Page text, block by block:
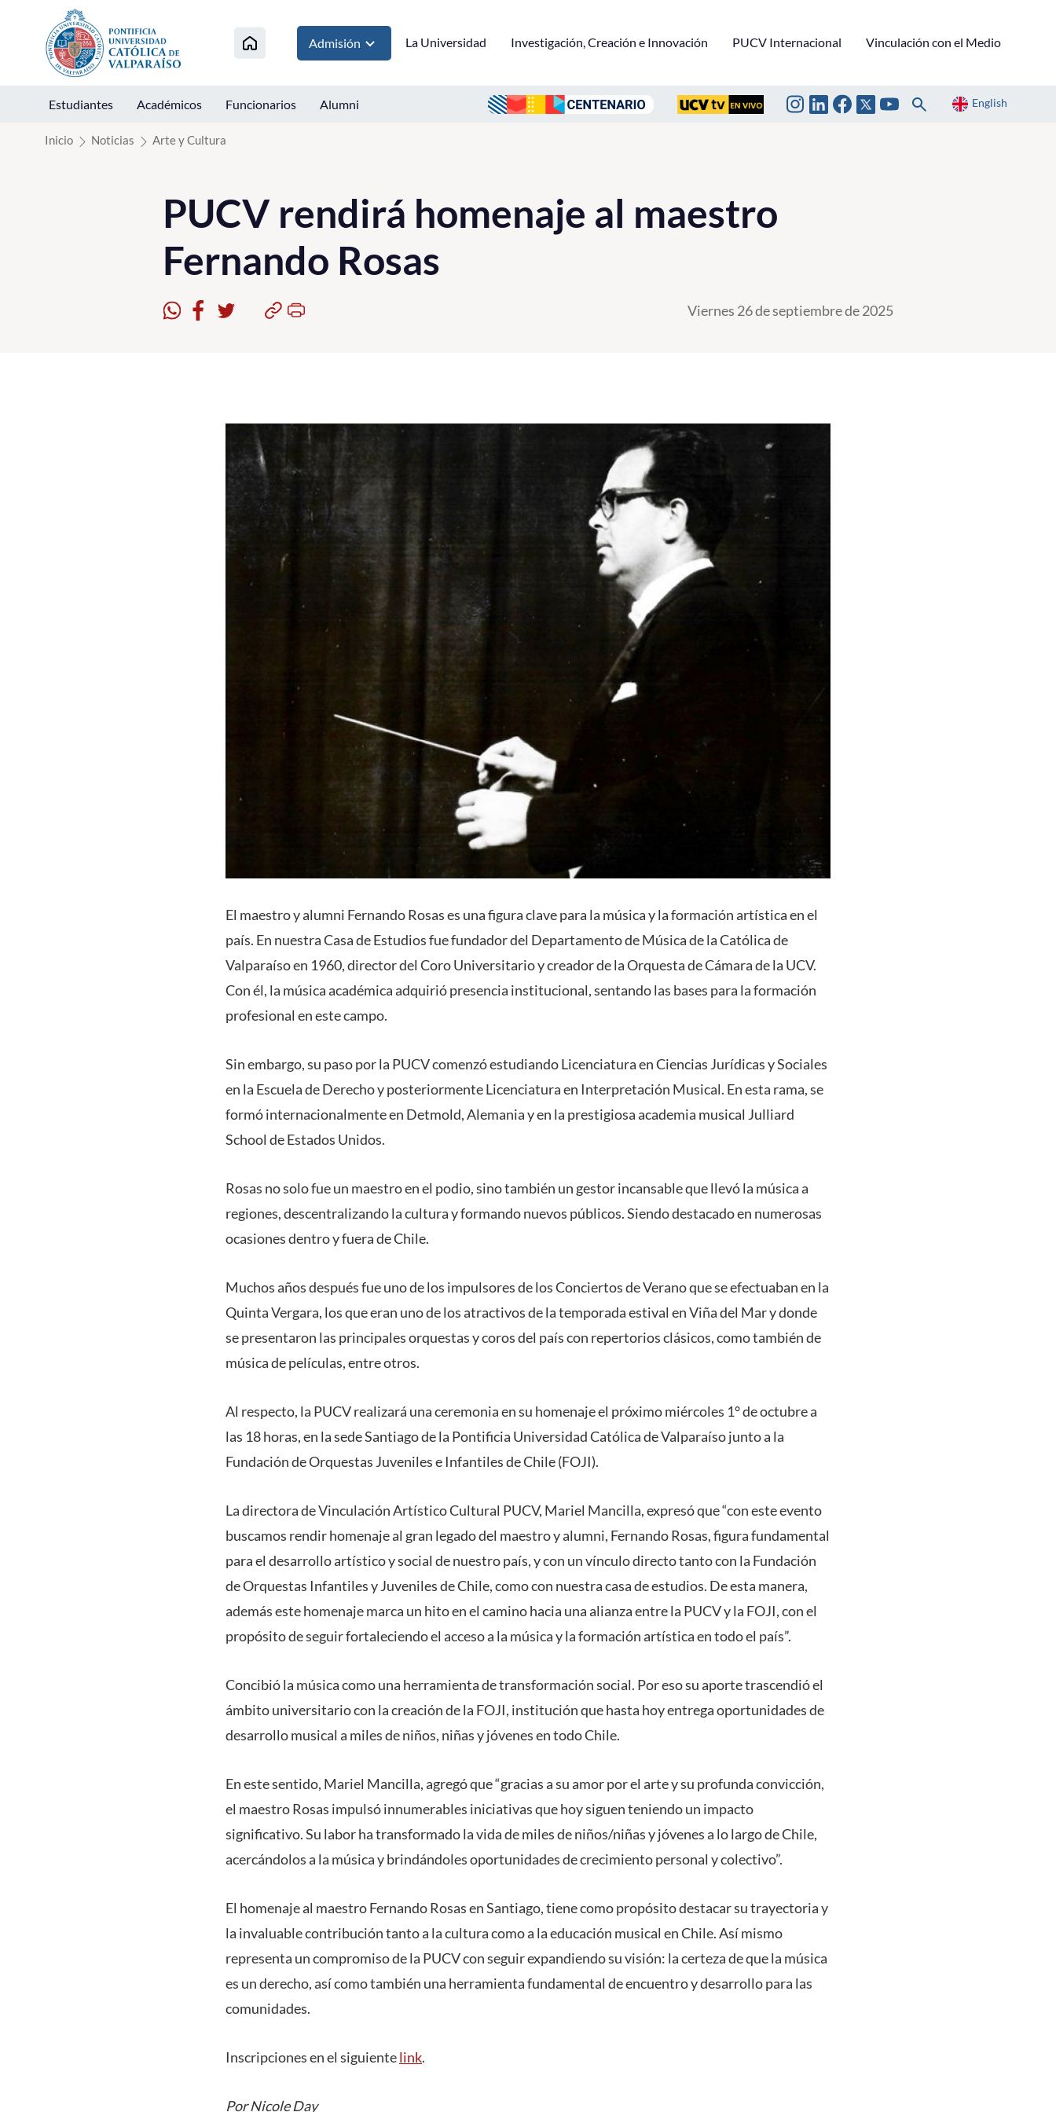
Click acá para ir directamente al contenido
Admisión La Universidad Investigación, Creación e Innovación PUCV Internacional Vinculación con el Medio
Estudiantes Académicos Funcionarios Alumni English
Inicio Noticias Arte y Cultura
PUCV rendirá homenaje al maestro
Fernando Rosas
Viernes 26 de septiembre de 2025
El maestro y alumni Fernando Rosas es una figura clave para la música y la formación artística en el
país. En nuestra Casa de Estudios fue fundador del Departamento de Música de la Católica de
Valparaíso en 1960, director del Coro Universitario y creador de la Orquesta de Cámara de la UCV.
Con él, la música académica adquirió presencia institucional, sentando las bases para la formación
profesional en este campo.
Sin embargo, su paso por la PUCV comenzó estudiando Licenciatura en Ciencias Jurídicas y Sociales
en la Escuela de Derecho y posteriormente Licenciatura en Interpretación Musical. En esta rama, se
formó internacionalmente en Detmold, Alemania y en la prestigiosa academia musical Julliard
School de Estados Unidos.
Rosas no solo fue un maestro en el podio, sino también un gestor incansable que llevó la música a
regiones, descentralizando la cultura y formando nuevos públicos. Siendo destacado en numerosas
ocasiones dentro y fuera de Chile.
Muchos años después fue uno de los impulsores de los Conciertos de Verano que se efectuaban en la
Quinta Vergara, los que eran uno de los atractivos de la temporada estival en Viña del Mar y donde
se presentaron las principales orquestas y coros del país con repertorios clásicos, como también de
música de películas, entre otros.
Al respecto, la PUCV realizará una ceremonia en su homenaje el próximo miércoles 1° de octubre a
las 18 horas, en la sede Santiago de la Pontificia Universidad Católica de Valparaíso junto a la
Fundación de Orquestas Juveniles e Infantiles de Chile (FOJI).
La directora de Vinculación Artístico Cultural PUCV, Mariel Mancilla, expresó que “con este evento
buscamos rendir homenaje al gran legado del maestro y alumni, Fernando Rosas, figura fundamental
para el desarrollo artístico y social de nuestro país, y con un vínculo directo tanto con la Fundación
de Orquestas Infantiles y Juveniles de Chile, como con nuestra casa de estudios. De esta manera,
además este homenaje marca un hito en el camino hacia una alianza entre la PUCV y la FOJI, con el
propósito de seguir fortaleciendo el acceso a la música y la formación artística en todo el país”.
Concibió la música como una herramienta de transformación social. Por eso su aporte trascendió el
ámbito universitario con la creación de la FOJI, institución que hasta hoy entrega oportunidades de
desarrollo musical a miles de niños, niñas y jóvenes en todo Chile.
En este sentido, Mariel Mancilla, agregó que “gracias a su amor por el arte y su profunda convicción,
el maestro Rosas impulsó innumerables iniciativas que hoy siguen teniendo un impacto
significativo. Su labor ha transformado la vida de miles de niños/niñas y jóvenes a lo largo de Chile,
acercándolos a la música y brindándoles oportunidades de crecimiento personal y colectivo”.
El homenaje al maestro Fernando Rosas en Santiago, tiene como propósito destacar su trayectoria y
la invaluable contribución tanto a la cultura como a la educación musical en Chile. Así mismo
representa un compromiso de la PUCV con seguir expandiendo su visión: la certeza de que la música
es un derecho, así como también una herramienta fundamental de encuentro y desarrollo para las
comunidades.
Inscripciones en el siguientelink.
Por Nicole Day